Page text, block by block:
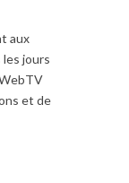
aux
jours
et de